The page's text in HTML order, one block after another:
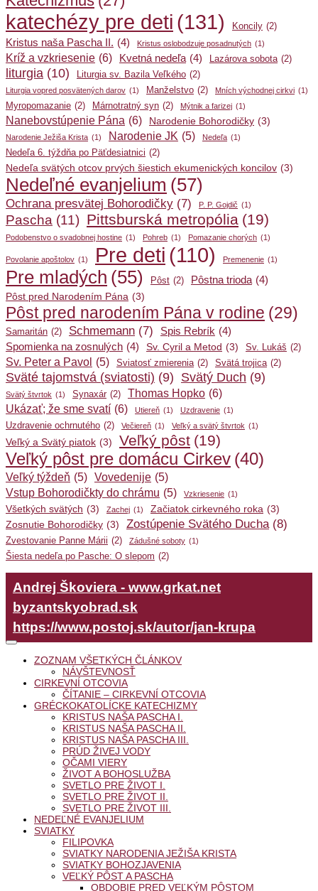
katechézy pre deti (131) Koncily (2)
Kristus naša Pascha II. (4) Kristus oslobodzuje posadnutých (1)
Kríž a vzkriesenie (6) Kvetná nedeľa (4) Lazárova sobota (2)
liturgia (10) Liturgia sv. Bazila Veľkého (2)
Liturgia vopred posvätených darov (1) Manželstvo (2) Mních východnej cirkvi (1)
Myropomazanie (2) Márnotratný syn (2) Mýtnik a farizej (1)
Nanebovstúpenie Pána (6) Narodenie Bohorodičky (3)
Narodenie Ježiša Krista (1) Narodenie JK (5) Nedeľa (1)
Nedeľa 6. týždňa po Päťdesiatnici (2)
Nedeľa svätých otcov prvých šiestich ekumenických koncilov (3)
Nedeľné evanjelium (57)
Ochrana presvätej Bohorodičky (7) P. P. Gojdič (1)
Pascha (11) Pittsburská metropólia (19)
Podobenstvo o svadobnej hostine (1) Pohreb (1) Pomazanie chorých (1)
Povolanie apoštolov (1) Pre deti (110) Premenenie (1)
Pre mladých (55) Pôst (2) Pôstna trioda (4)
Pôst pred Narodením Pána (3)
Pôst pred narodením Pána v rodine (29)
Samaritán (2) Schmemann (7) Spis Rebrík (4)
Spomienka na zosnulých (4) Sv. Cyril a Metod (3) Sv. Lukáš (2)
Sv. Peter a Pavol (5) Sviatosť zmierenia (2) Svätá trojica (2)
Sväté tajomstvá (sviatosti) (9) Svätý Duch (9)
Svätý štvrtok (1) Synaxár (2) Thomas Hopko (6)
Ukázať; že sme svatí (6) Utiereň (1) Uzdravenie (1)
Uzdravenie ochrnutého (2) Večiereň (1) Veľký a svätý štvrtok (1)
Veľký a Svätý piatok (3) Veľký pôst (19)
Veľký pôst pre domácu Cirkev (40)
Veľký týždeň (5) Vovedenije (5)
Vstup Bohorodičkty do chrámu (5) Vzkriesenie (1)
Všetkých svätých (3) Zachej (1) Začiatok cirkevného roka (3)
Zosnutie Bohorodičky (3) Zostúpenie Svätého Ducha (8)
Zvestovanie Panne Márii (2) Zádušné soboty (1)
Šiesta nedeľa po Pasche: O slepom (2)
Andrej Škoviera - www.grkat.net
byzantskyobrad.sk
https://www.postoj.sk/autor/jan-krupa
ZOZNAM VŠETKÝCH ČLÁNKOV
NÁVŠTEVNOSŤ
CIRKEVNÍ OTCOVIA
ČÍTANIE – CIRKEVNÍ OTCOVIA
GRÉCKOKATOLÍCKE KATECHIZMY
KRISTUS NAŠA PASCHA I.
KRISTUS NAŠA PASCHA II.
KRISTUS NAŠA PASCHA III.
PRÚD ŽIVEJ VODY
OČAMI VIERY
ŽIVOT A BOHOSLUŽBA
SVETLO PRE ŽIVOT I.
SVETLO PRE ŽIVOT II.
SVETLO PRE ŽIVOT III.
NEDEĽNÉ EVANJELIUM
SVIATKY
FILIPOVKA
SVIATKY NARODENIA JEŽIŠA KRISTA
SVIATKY BOHOZJAVENIA
VEĽKÝ PÔST A PASCHA
OBDOBIE PRED VEĽKÝM PÔSTOM